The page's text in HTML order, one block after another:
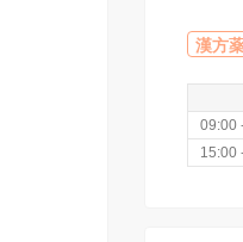
漢方
09:00
15:00